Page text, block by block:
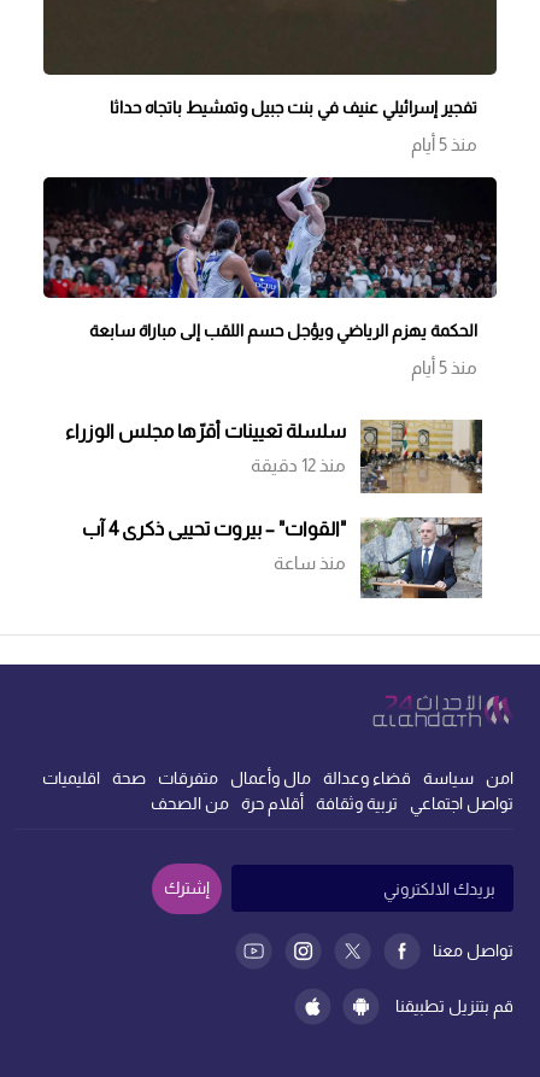
تفجير إسرائيلي عنيف في بنت جبيل وتمشيط باتجاه حداثا
منذ 5 أيام
الحكمة يهزم الرياضي ويؤجل حسم اللقب إلى مباراة سابعة
منذ 5 أيام
سلسلة تعيينات أقرّها مجلس الوزراء
منذ 12 دقيقة
"القوات" – بيروت تحييى ذكرى 4 آب
منذ ساعة
امن سياسة قضاء وعدالة مال وأعمال متفرقات صحة
اقليميات
تواصل اجتماعي
تربية وثقافة أقلام حرة من الصحف
قم بتنزيل تطبيقنا
تواصل معنا
إشترك